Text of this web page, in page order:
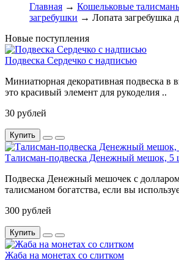
Главная → Кошельковые
загребушки → Лопата загребушка
Новые поступления
Подвеска Сердечко с надписью
Миниатюрная декоративная подвеска в
это красивый элемент для рукоделия ..
30 рублей
Купить
Талисман-подвеска Денежный мешок, 5
Подвеска Денежный мешочек с
талисманом богатства, если вы
300 рублей
Купить
Жаба на монетах со слитком